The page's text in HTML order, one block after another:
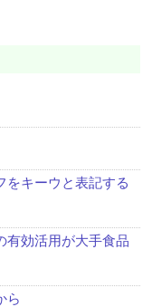
をキーウと表記する
有効活用が大手食品
ら